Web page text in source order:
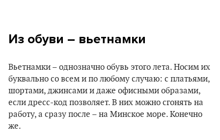
Из обуви – вьетнамки
Вьетнамки – однозначно обувь этого лета. Носим их
буквально со всем и по любому случаю: с платьями,
шортами, джинсами и даже офисными образами,
если дресс-код позволяет. В них можно сгонять на
работу, а сразу после – на Минское море. Конечно
же.